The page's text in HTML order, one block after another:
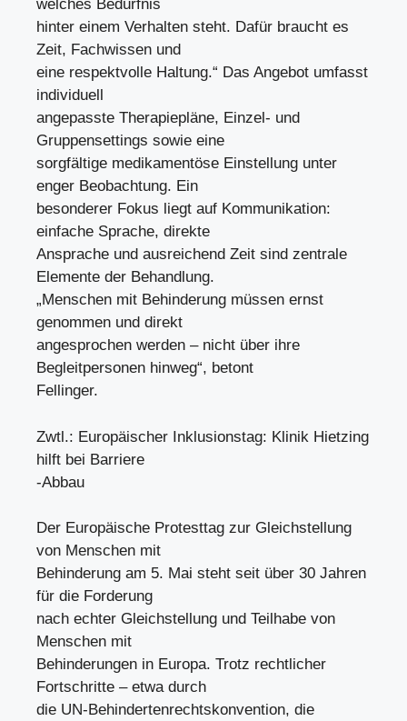
welches Bedürfnis
hinter einem Verhalten steht. Dafür braucht es
Zeit, Fachwissen und
eine respektvolle Haltung.“ Das Angebot umfasst
individuell
angepasste Therapiepläne, Einzel- und
Gruppensettings sowie eine
sorgfältige medikamentöse Einstellung unter
enger Beobachtung. Ein
besonderer Fokus liegt auf Kommunikation:
einfache Sprache, direkte
Ansprache und ausreichend Zeit sind zentrale
Elemente der Behandlung.
„Menschen mit Behinderung müssen ernst
genommen und direkt
angesprochen werden – nicht über ihre
Begleitpersonen hinweg“, betont
Fellinger.
Zwtl.: Europäischer Inklusionstag: Klinik Hietzing
hilft bei Barriere
-Abbau
Der Europäische Protesttag zur Gleichstellung
von Menschen mit
Behinderung am 5. Mai steht seit über 30 Jahren
für die Forderung
nach echter Gleichstellung und Teilhabe von
Menschen mit
Behinderungen in Europa. Trotz rechtlicher
Fortschritte – etwa durch
die UN-Behindertenrechtskonvention, die